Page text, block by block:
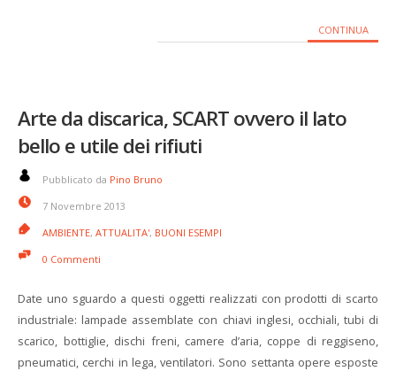
CONTINUA
Arte da discarica, SCART ovvero il lato
bello e utile dei rifiuti
Pubblicato da Pino Bruno
7 Novembre 2013
AMBIENTE, ATTUALITA', BUONI ESEMPI
0 Commenti
Date uno sguardo a questi oggetti realizzati con prodotti di scarto
industriale: lampade assemblate con chiavi inglesi, occhiali, tubi di
scarico, bottiglie, dischi freni, camere d’aria, coppe di reggiseno,
pneumatici, cerchi in lega, ventilatori. Sono settanta opere esposte